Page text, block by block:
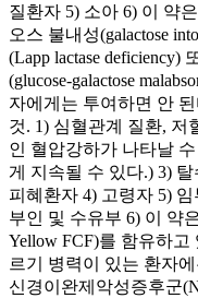
질환자 5) 소아 6) 이 약
오스 불내성(galactose
(Lapp lactase deficiency)
(glucose-galactose
자에게는 투여하면 안
것. 1) 심혈관계 질환, 저
인 혈압강하가 나타날
게 지속될 수 있다.) 3)
피혜환자 4) 고령자 5)
부인 및 수유부 6) 이 약
Yellow FCF)를 함유하고
르기 병력이 있는 환자
신경이완제악성증후군